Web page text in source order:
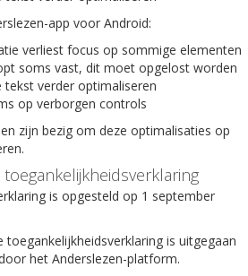
app voor Android:
verliest focus op sommige elementen
soms vast, dit moet opgelost worden
tekst verder optimaliseren
op verborgen controls
zijn bezig om deze optimalisaties op
is opgesteld op 1 september
toegankelijkheidsverklaring is uitgegaan
het Anderslezen-platform.